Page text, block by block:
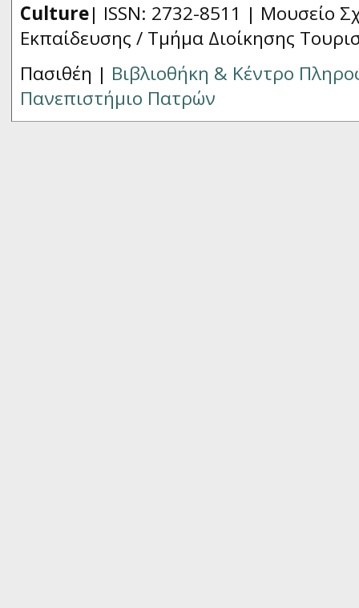
Culture| ISSN: 2732-8511 | Μουσείο
Εκπαίδευσης / Τμήμα Διοίκησης
Πασιθέη | Βιβλιοθήκη & Κέντρο
Πανεπιστήμιο Πατρών